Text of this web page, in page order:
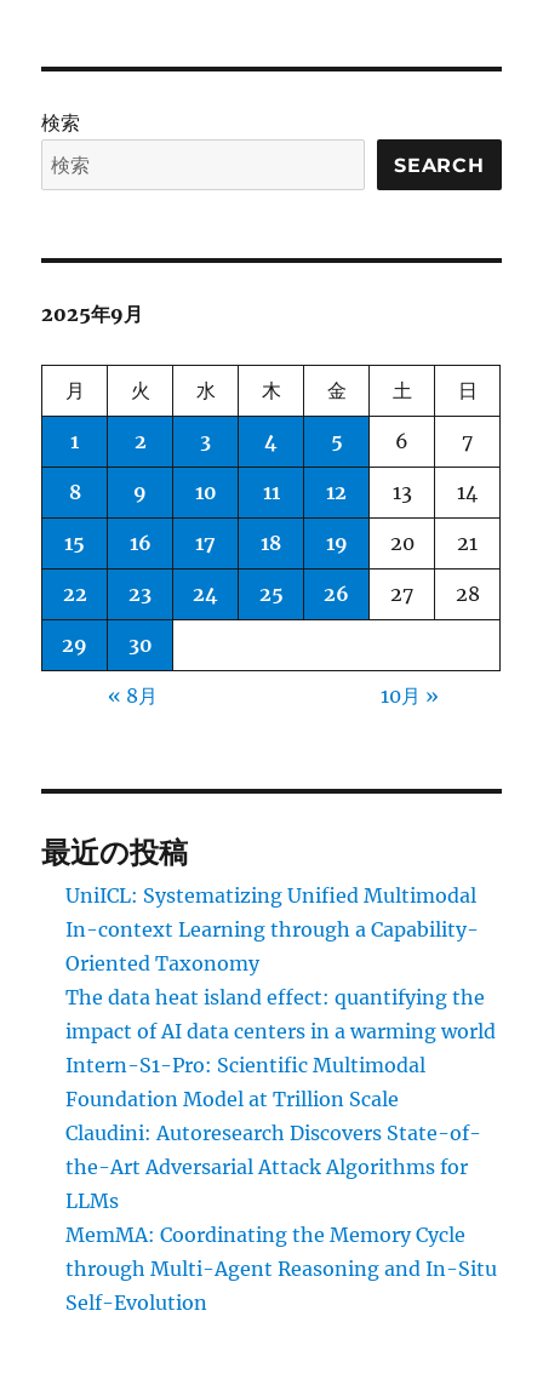
Automated
Evaluation
for
Synthesis
検索
SEARCH
2025年9月
月 火 水 木 金 土 日
1 2 3 4 5 6 7
8 9 10 11 12 13 14
15 16 17 18 19 20 21
22 23 24 25 26 27 28
29 30
« 8月 10月 »
最近の投稿
UniICL: Systematizing Unified Multimodal
In-context Learning through a Capability-
Oriented Taxonomy
The data heat island effect: quantifying the
impact of AI data centers in a warming world
Intern-S1-Pro: Scientific Multimodal
Foundation Model at Trillion Scale
Claudini: Autoresearch Discovers State-of-
the-Art Adversarial Attack Algorithms for
LLMs
MemMA: Coordinating the Memory Cycle
through Multi-Agent Reasoning and In-Situ
Self-Evolution